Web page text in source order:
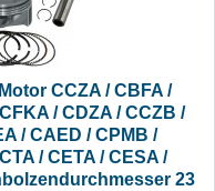
CCZA / CBFA /
/ CDZA / CCZB /
/ CAED / CPMB /
/ CETA / CESA /
23